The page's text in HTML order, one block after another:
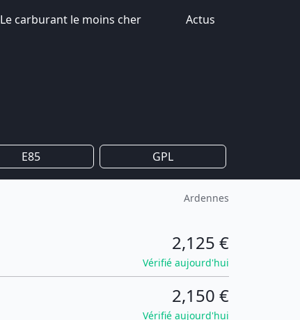
Le carburant le moins cher Actus
E85 GPL
Ardennes
2,125 €
Vérifié aujourd'hui
2,150 €
Vérifié aujourd'hui